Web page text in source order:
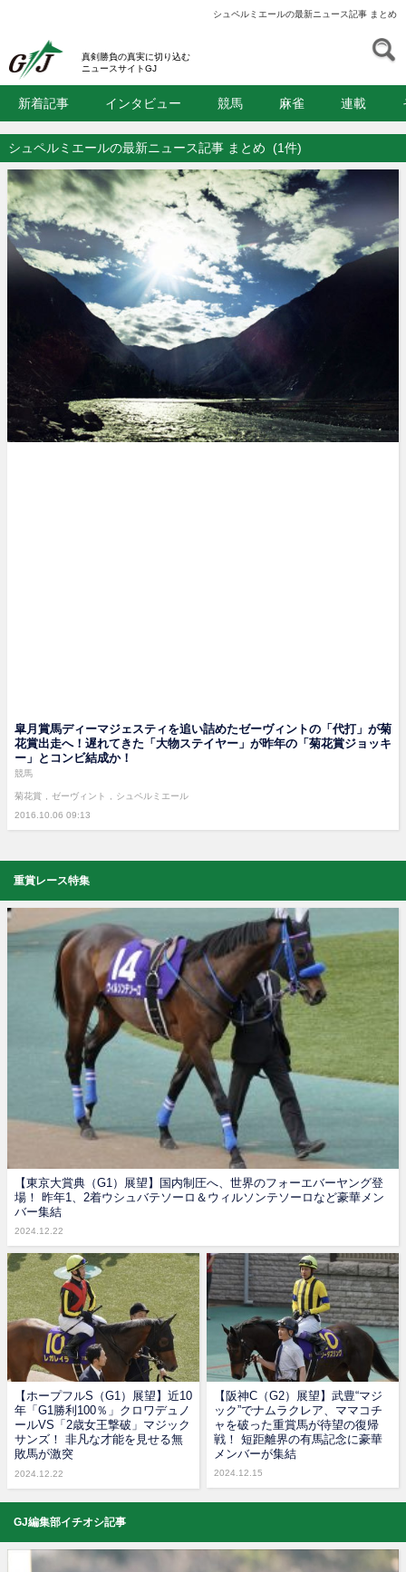
シュペルミエールの最新ニュース記事 まとめ
真剣勝負の真実に切り込む
ニュースサイトGJ
新着記事 インタビュー 競馬 麻雀 連載
シュペルミエールの最新ニュース記事 まとめ (1件)
皐月賞馬ディーマジェスティを追い詰めたゼーヴィントの「代打」が菊
花賞出走へ！遅れてきた「大物ステイヤー」が昨年の「菊花賞ジョッキ
ー」とコンビ結成か！
2016.10.06 09:13
競馬
菊花賞 ゼーヴィント シュペルミエール
重賞レース特集
【東京大賞典（G1）展望】国内制圧へ、世界のフォーエバーヤング登
場！ 昨年1、2着ウシュバテソーロ＆ウィルソンテソーロなど豪華メン
バー集結
2024.12.22
【ホープフルS（G1）展望】近10
年「G1勝利100％」クロワデュノ
ールVS「2歳女王撃破」マジック
サンズ！ 非凡な才能を見せる無
敗馬が激突
2024.12.22
【阪神C（G2）展望】武豊“マジ
ック”でナムラクレア、ママコチ
ャを破った重賞馬が待望の復帰
戦！ 短距離界の有馬記念に豪華
メンバーが集結
2024.12.15
GJ編集部イチオシ記事